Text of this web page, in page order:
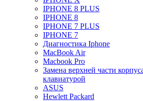
IPHONE 8 PLUS
IPHONE 8
IPHONE 7 PLUS
IPHONE 7
Диагностика Iphone
MacBook Air
Macbook Pro
Замена верхней части
клавиатурой
ASUS
Hewlett Packard